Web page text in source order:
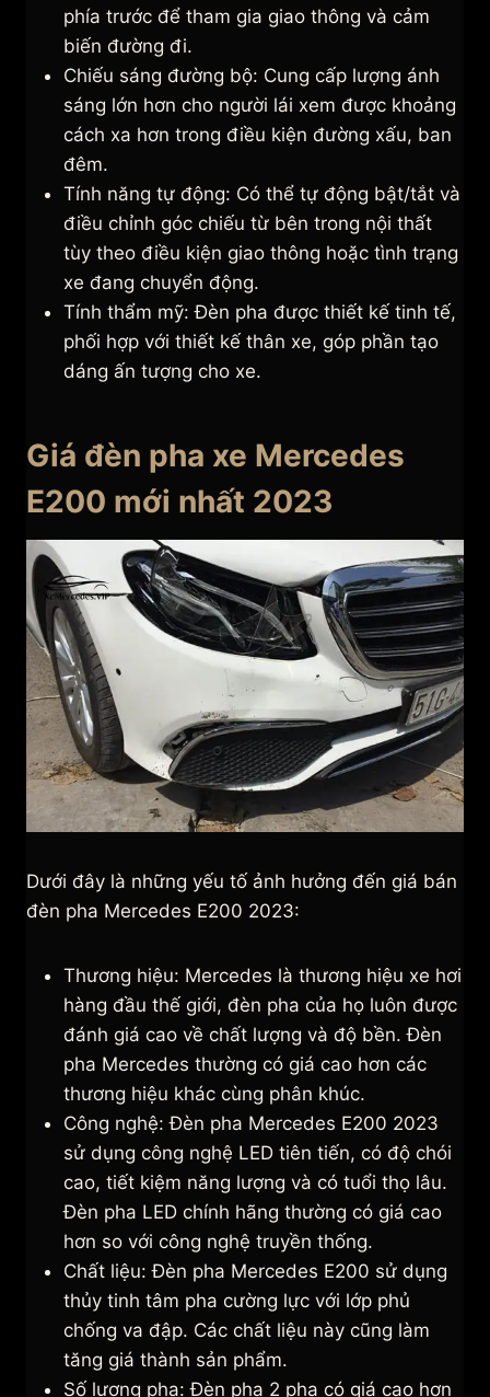
phía trước để tham gia giao thông và cảm
biến đường đi.
Chiếu sáng đường bộ: Cung cấp lượng ánh
sáng lớn hơn cho người lái xem được khoảng
cách xa hơn trong điều kiện đường xấu, ban
đêm.
Tính năng tự động: Có thể tự động bật/tắt và
điều chỉnh góc chiếu từ bên trong nội thất
tùy theo điều kiện giao thông hoặc tình trạng
xe đang chuyển động.
Tính thẩm mỹ: Đèn pha được thiết kế tinh tế,
phối hợp với thiết kế thân xe, góp phần tạo
dáng ấn tượng cho xe.
Giá đèn pha xe Mercedes
E200 mới nhất 2023
Dưới đây là những yếu tố ảnh hưởng đến giá bán
đèn pha Mercedes E200 2023:
Thương hiệu: Mercedes là thương hiệu xe hơi
hàng đầu thế giới, đèn pha của họ luôn được
đánh giá cao về chất lượng và độ bền. Đèn
pha Mercedes thường có giá cao hơn các
thương hiệu khác cùng phân khúc.
Công nghệ: Đèn pha Mercedes E200 2023
sử dụng công nghệ LED tiên tiến, có độ chói
cao, tiết kiệm năng lượng và có tuổi thọ lâu.
Đèn pha LED chính hãng thường có giá cao
hơn so với công nghệ truyền thống.
Chất liệu: Đèn pha Mercedes E200 sử dụng
thủy tinh tâm pha cường lực với lớp phủ
chống va đập. Các chất liệu này cũng làm
tăng giá thành sản phẩm.
Số lượng pha: Đèn pha 2 pha có giá cao hơn